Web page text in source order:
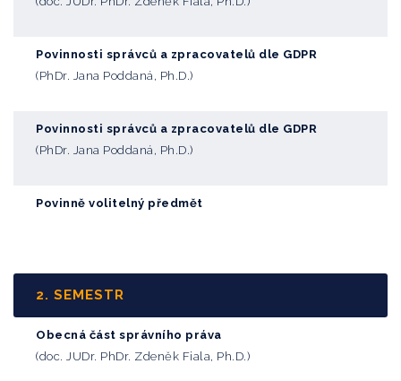
Povinnosti správců a zpracovatelů dle GDPR
(PhDr. Jana Poddaná, Ph.D.)
Povinnosti správců a zpracovatelů dle GDPR
(PhDr. Jana Poddaná, Ph.D.)
Povinně volitelný předmět
2. SEMESTR
Obecná část správního práva
(doc. JUDr. PhDr. Zdeněk Fiala, Ph.D.)